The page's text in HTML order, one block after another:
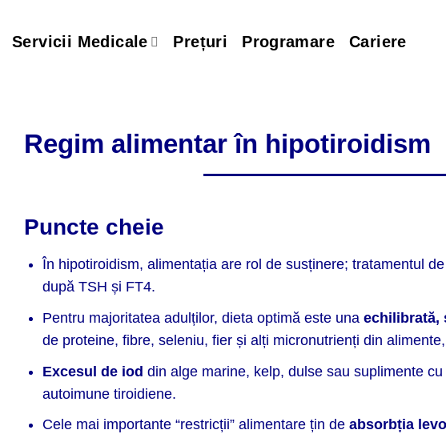
content
Servicii Medicale Prețuri Programare Cariere
Regim alimentar în hipotiroidism
Puncte cheie
În hipotiroidism, alimentația are rol de susținere; tratamentul
după TSH și FT4.
Pentru majoritatea adulților, dieta optimă este unaechilibrată,
de proteine, fibre, seleniu, fier și alți micronutrienți din
Excesul de iod din alge marine, kelp, dulse sau suplimente
autoimune tiroidiene.
Cele mai importante “restricții” alimentare țin deabsorbția